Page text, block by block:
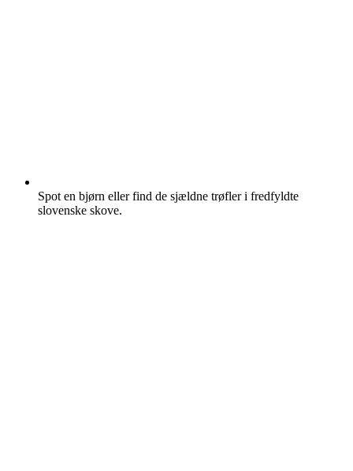
Spot en bjørn eller find de sjældne trøfler i fredfyldte
slovenske skove.